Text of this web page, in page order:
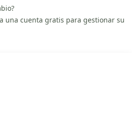
una cuenta gratis para gestionar su